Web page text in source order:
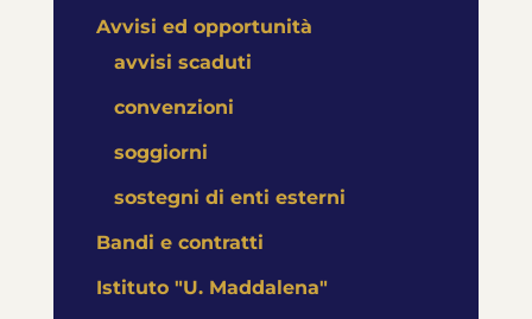
Avvisi ed opportunità
avvisi scaduti
convenzioni
soggiorni
sostegni di enti esterni
Bandi e contratti
Istituto "U. Maddalena"